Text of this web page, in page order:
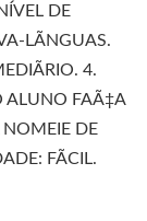
DE
LÃNGUAS.
4.
ALUNO FAÃ‡A
DE
FÃCIL.